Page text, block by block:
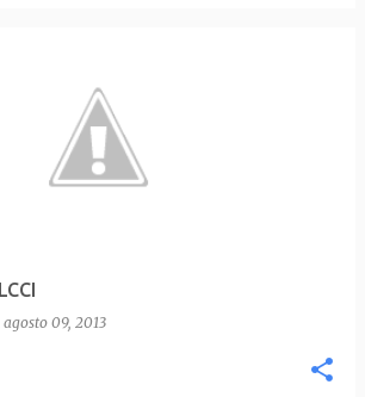
agosto 09, 2013